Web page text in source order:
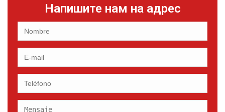
Напишите нам на адрес